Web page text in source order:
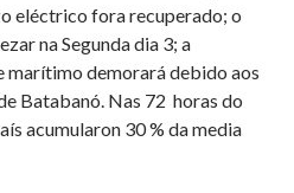
eléctrico fora recuperado; o
na Segunda dia 3; a
demorará debido aos
Batabanó. Nas 72 horas do
acumularon 30 % da media